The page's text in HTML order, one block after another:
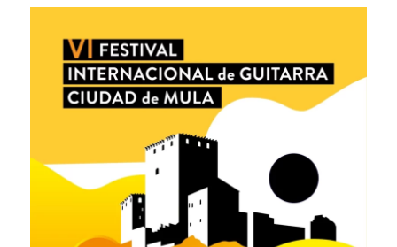
Festival Internacional de Guitarra Ciudad
de Mula 2026: música, cultura y una
escapada rural en julio